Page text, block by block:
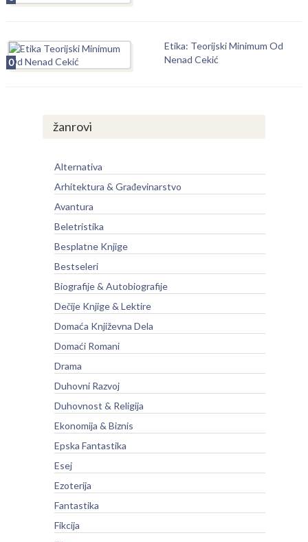
0
Etika: Teorijski Minimum Od
Nenad Cekić
žanrovi
Alternativa
Arhitektura & Građevinarstvo
Avantura
Beletristika
Besplatne Knjige
Bestseleri
Biografije & Autobiografije
Dečije Knjige & Lektire
Domaća Književna Dela
Domaći Romani
Drama
Duhovni Razvoj
Duhovnost & Religija
Ekonomija & Biznis
Epska Fantastika
Esej
Ezoterija
Fantastika
Fikcija